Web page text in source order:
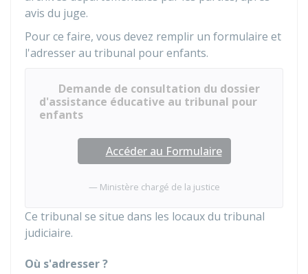
avis du juge.
Pour ce faire, vous devez remplir un formulaire et
l'adresser au tribunal pour enfants.
Demande de consultation du dossier
d'assistance éducative au tribunal pour
enfants
Accéder au Formulaire
Ministère chargé de la justice
Ce tribunal se situe dans les locaux du tribunal
judiciaire.
Où s'adresser ?